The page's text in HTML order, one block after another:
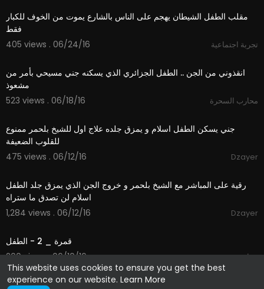
This website uses cookies to ensure you get the best
experience on our website. Learn More
مقلب الطفل الشيطان يهجم على الناس بالشارع يموت من الخوف للكبار
فقط
405 views . 06/24/16
تجربة اجتماعية
انقذوني من الجن .. الطفل الجزائري الذي يسكنه جني مسيحي بأمر من
مشعوذ
523 views . 06/18/16
محارب السحرة
جني يسكن الطفل اسلام و يمزق جلده علاج اول للشيخ بلحمر ممنوع
للقلوب الضعيفة
475 views . 06/12/16
Dzayer
رقية على المباشر مع الشيخ بلحمر و خروج الجن الذي يمزق جلد الطفل
اسلام لن تصدق ما ستراه
1,284 views . 06/12/16
Dzayer
قمرة _ 2 - الطفل
200 views . 06/10/16
برنامج قمره